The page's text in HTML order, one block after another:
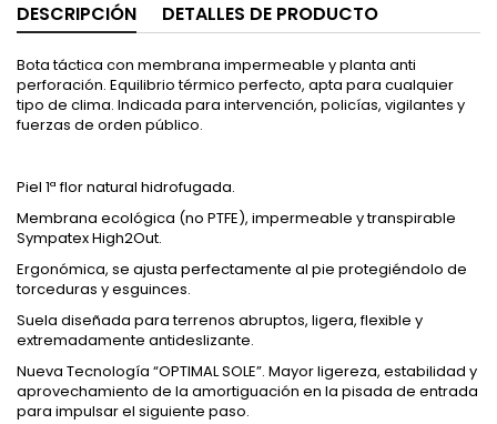
DESCRIPCIÓN DETALLES DE PRODUCTO
Bota táctica con membrana impermeable y planta anti
perforación. Equilibrio térmico perfecto, apta para cualquier
tipo de clima. Indicada para intervención, policías, vigilantes y
fuerzas de orden público.
Piel 1ª flor natural hidrofugada.
Membrana ecológica (no PTFE), impermeable y transpirable
Sympatex High2Out.
Ergonómica, se ajusta perfectamente al pie protegiéndolo de
torceduras y esguinces.
Suela diseñada para terrenos abruptos, ligera, flexible y
extremadamente antideslizante.
Nueva Tecnología “OPTIMAL SOLE”. Mayor ligereza, estabilidad y
aprovechamiento de la amortiguación en la pisada de entrada
para impulsar el siguiente paso.